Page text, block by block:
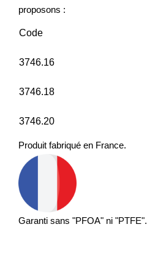
proposons :
Code
3746.16
3746.18
3746.20
Produit fabriqué en France.
Garanti sans "PFOA" ni "PTFE".